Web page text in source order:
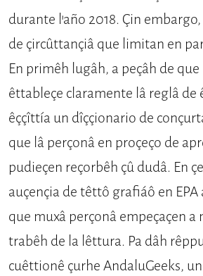
durante l’año 2018. Çin
de çircûttançiâ que limitan en
En primêh lugâh, a peçâh de
êttableçe clara­mente lâ reglâ de
êççîttía un dîççionario de
que lâ perçonâ en proçeço de
pudieçen reçorbêh çû dudâ. En
auçençia de têttô grafiáô en
que muxâ perçonâ empeçaçen
trabêh de la lêttura. Pa dâh
cuêttionê çurhe AndaluGeeks,